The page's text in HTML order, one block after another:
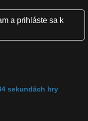
predĺženie, hokej,
a prihláste sa k
sekundách hry